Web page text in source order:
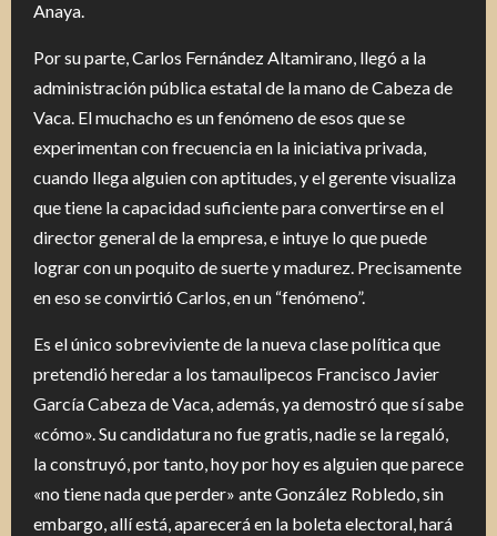
Anaya.
Por su parte, Carlos Fernández Altamirano, llegó a la
administración pública estatal de la mano de Cabeza de
Vaca. El muchacho es un fenómeno de esos que se
experimentan con frecuencia en la iniciativa privada,
cuando llega alguien con aptitudes, y el gerente visualiza
que tiene la capacidad suficiente para convertirse en el
director general de la empresa, e intuye lo que puede
lograr con un poquito de suerte y madurez. Precisamente
en eso se convirtió Carlos, en un “fenómeno”.
Es el único sobreviviente de la nueva clase política que
pretendió heredar a los tamaulipecos Francisco Javier
García Cabeza de Vaca, además, ya demostró que sí sabe
«cómo». Su candidatura no fue gratis, nadie se la regaló,
la construyó, por tanto, hoy por hoy es alguien que parece
«no tiene nada que perder» ante González Robledo, sin
embargo, allí está, aparecerá en la boleta electoral, hará